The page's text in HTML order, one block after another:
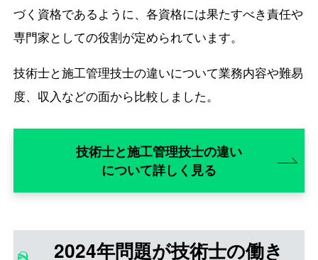
づく資格であるように、各資格には果たすべき責任や
専門家としての役割が定められています。
技術士と施工管理技士の違いについて業務内容や難易
度、収入などの面から比較しました。
技術士と施工管理技士の違い
について詳しく見る
2024年問題が技術士の働き